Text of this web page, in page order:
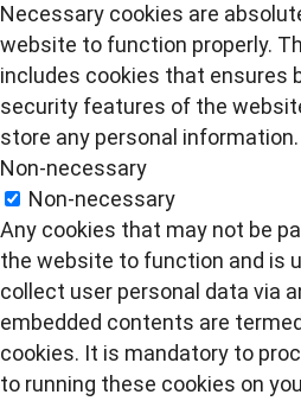
Necessary cookies are
website to function properly.
includes cookies that ensures
security features of the
store any personal information.
Non-necessary
Non-necessary
Any cookies that may not be
the website to function and is
collect user personal data via
embedded contents are
cookies. It is mandatory to
to running these cookies on